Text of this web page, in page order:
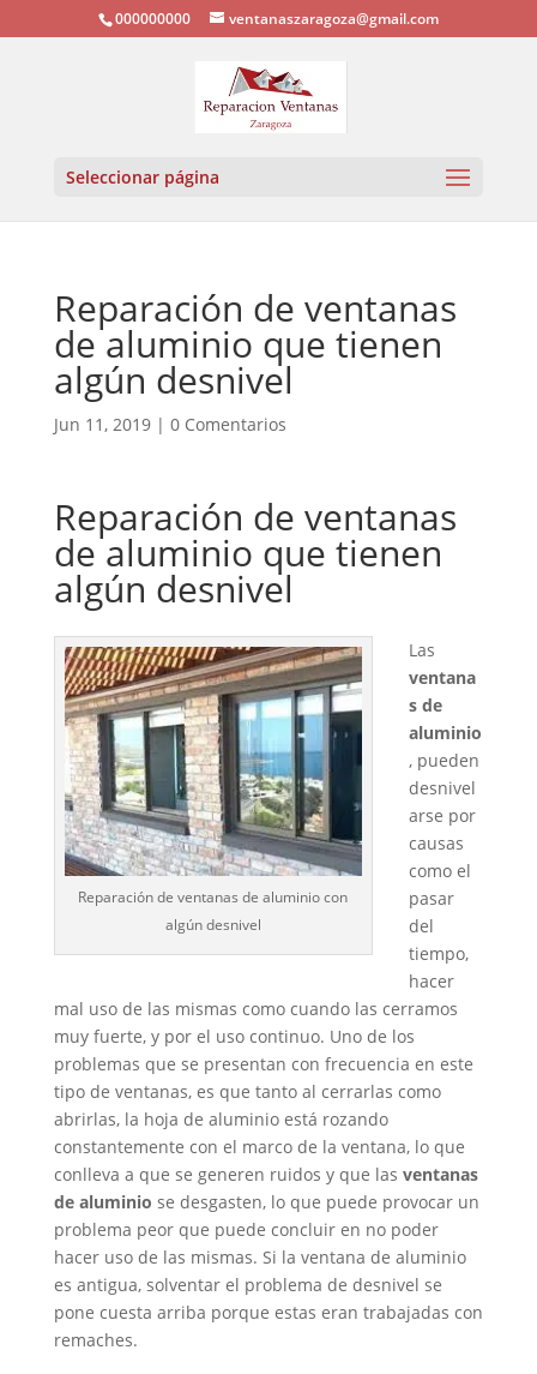
000000000 ventanaszaragoza@gmail.com
Seleccionar página
Reparación de ventanas
de aluminio que tienen
algún desnivel
Jun 11, 2019| 0 Comentarios
Reparación de ventanas
de aluminio que tienen
algún desnivel
Reparación de ventanas de aluminio con
algún desnivel
Las
ventana
s de
aluminio
, pueden
desnivel
arse por
causas
como el
pasar
del
tiempo,
hacer
mal uso de las mismas como cuando las cerramos
muy fuerte, y por el uso continuo. Uno de los
problemas que se presentan con frecuencia en este
tipo de ventanas, es que tanto al cerrarlas como
abrirlas, la hoja de aluminio está rozando
constantemente con el marco de la ventana, lo que
conlleva a que se generen ruidos y que las ventanas
de aluminio se desgasten, lo que puede provocar un
problema peor que puede concluir en no poder
hacer uso de las mismas. Si la ventana de aluminio
es antigua, solventar el problema de desnivel se
pone cuesta arriba porque estas eran trabajadas con
remaches.